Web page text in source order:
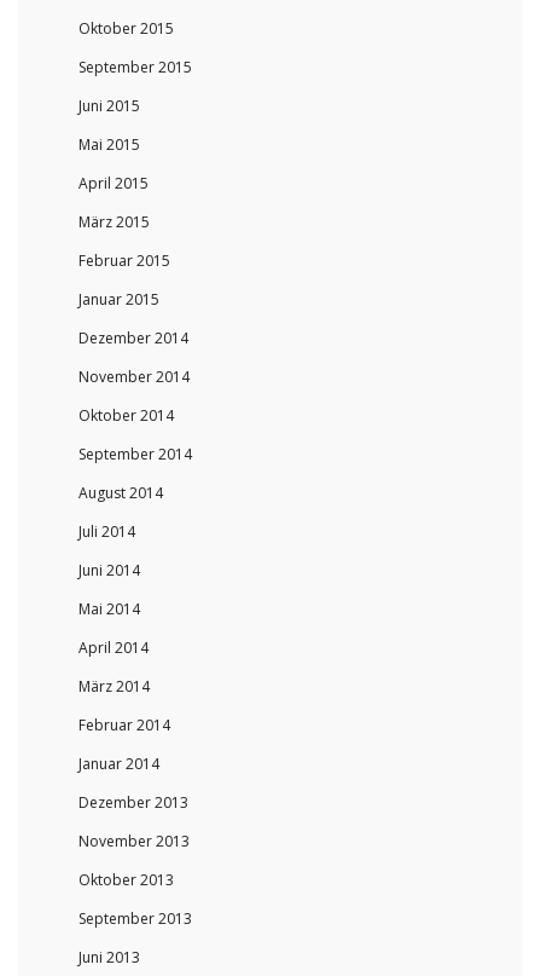
Oktober 2015
September 2015
Juni 2015
Mai 2015
April 2015
März 2015
Februar 2015
Januar 2015
Dezember 2014
November 2014
Oktober 2014
September 2014
August 2014
Juli 2014
Juni 2014
Mai 2014
April 2014
März 2014
Februar 2014
Januar 2014
Dezember 2013
November 2013
Oktober 2013
September 2013
Juni 2013